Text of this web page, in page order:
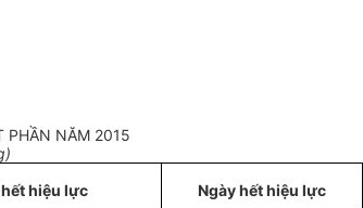
PHẦN NĂM 2015
hiệu lực Ngày hết hiệu lực